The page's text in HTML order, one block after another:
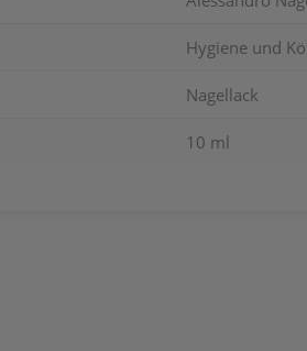
Hygiene und
Nagellack
10 ml